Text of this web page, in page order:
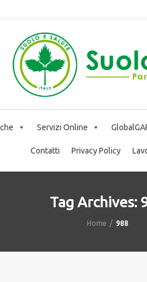
Servizi Online
Contatti Privacy Policy
Tag Archives:
Home 988